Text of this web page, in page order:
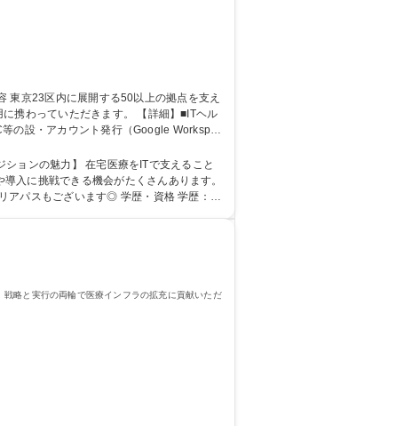
だきます。 【詳細】■ITヘル
の設・アカウント発行（Google Workspac
ステーションのネットワーク環境整備 ■D
地域医療に直接貢献/キャリアパス充実/賞与2回
入に挑戦できる機会がたくさんあります。
す◎ 学歴・資格 学歴：大
略と実行の両輪で医療インフラの拡充に貢献いただ